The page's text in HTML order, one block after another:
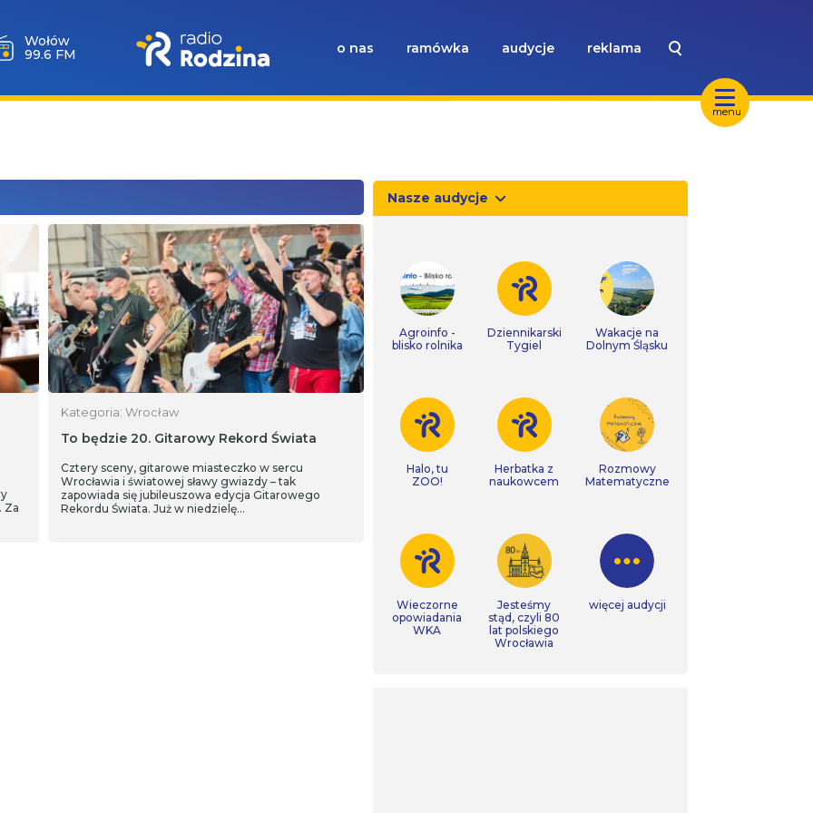
menu
Wołów
99.6 FM
o nas ramówka audycje reklama
Za
Kategoria: Wrocław
To będzie 20. Gitarowy Rekord Świata
Cztery sceny, gitarowe miasteczko w sercu
Wrocławia i światowej sławy gwiazdy – tak
zapowiada się jubileuszowa edycja Gitarowego
Rekordu Świata. Już w niedzielę…
Nasze audycje
Agroinfo -
blisko rolnika
Dziennikarski
Tygiel
Wakacje na
Dolnym Śląsku
Halo, tu
ZOO!
Herbatka z
naukowcem
Rozmowy
Matematyczne
Wieczorne
opowiadania
WKA
Jesteśmy
stąd, czyli 80
lat polskiego
Wrocławia
więcej audycji